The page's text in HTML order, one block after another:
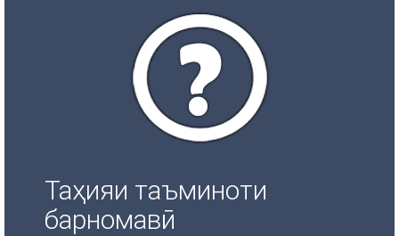
Таҳияи таъминоти
барномавӣ